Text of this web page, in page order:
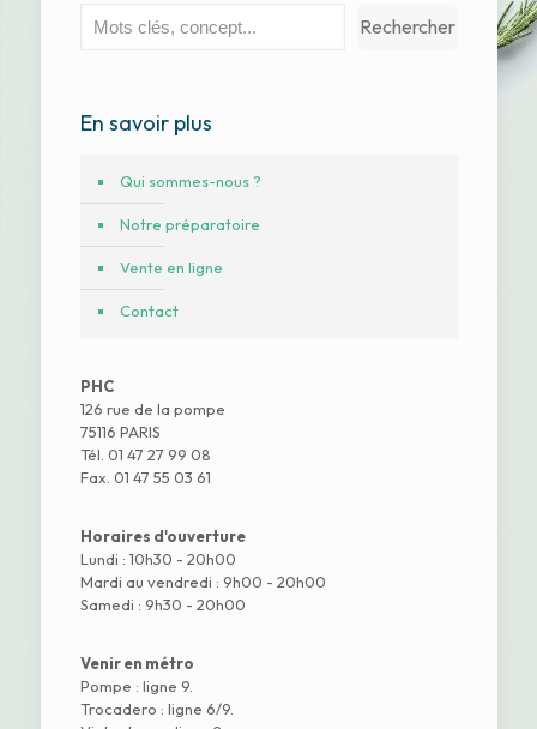
Rechercher Rechercher
En savoir plus
Qui sommes-nous ?
Notre préparatoire
Vente en ligne
Contact
PHC
126 rue de la pompe
75116 PARIS
Tél. 01 47 27 99 08
Fax. 01 47 55 03 61
Horaires d'ouverture
Lundi : 10h30 - 20h00
Mardi au vendredi : 9h00 - 20h00
Samedi : 9h30 - 20h00
Venir en métro
Pompe : ligne 9.
Trocadero : ligne 6/9.